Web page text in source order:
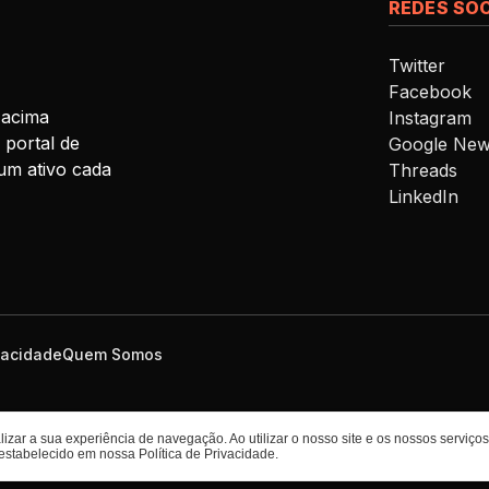
portal de
ativo cada
REDES
Twitter
Facebook
Instagram
Google
Threads
LinkedIn
Quem Somos
a sua experiência de navegação. Ao utilizar o nosso site e os nossos
em nossa Política de Privacidade.